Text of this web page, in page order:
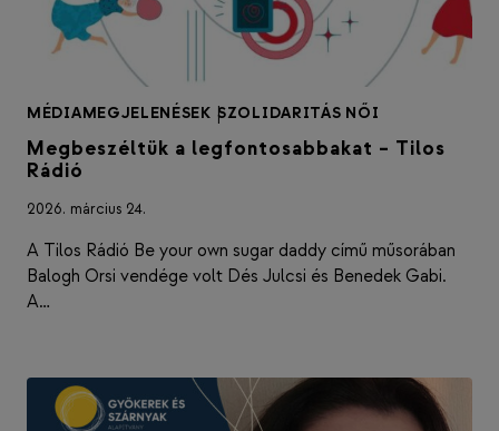
MÉDIAMEGJELENÉSEK |
SZOLIDARITÁS NŐI
Megbeszéltük a legfontosabbakat – Tilos
Rádió
2026. március 24.
A Tilos Rádió Be your own sugar daddy című műsorában
Balogh Orsi vendége volt Dés Julcsi és Benedek Gabi.
A…